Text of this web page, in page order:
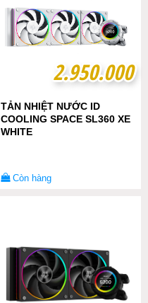
2.950.000
2.950.000
TẢN NHIỆT NƯỚC ID
COOLING SPACE SL360 XE
WHITE
Còn hàng